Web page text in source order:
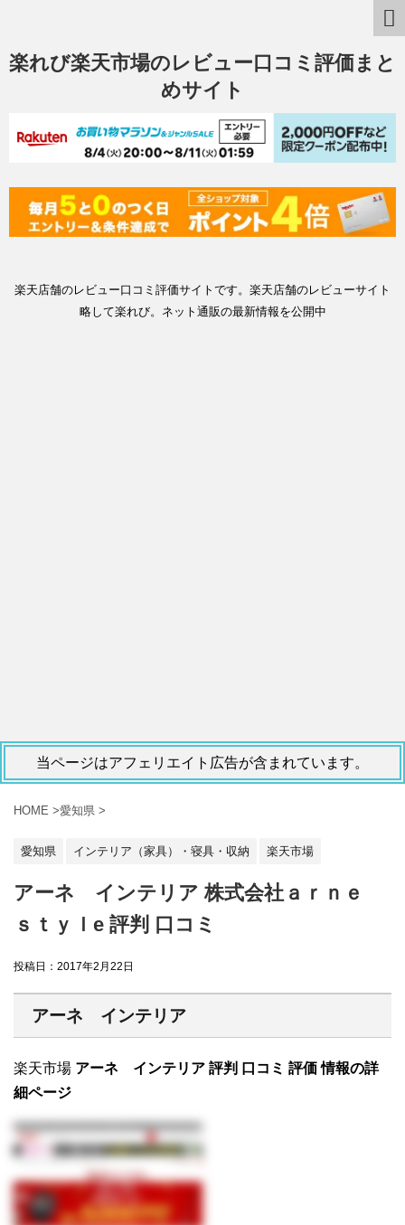
楽れび楽天市場のレビュー口コミ評価まと
めサイト
楽天店舗のレビュー口コミ評価サイトです。楽天店舗のレビューサイト
略して楽れび。ネット通販の最新情報を公開中
当ページはアフェリエイト広告が含まれています。
HOME >愛知県 >
愛知県 インテリア（家具）・寝具・収納 楽天市場
アーネ インテリア 株式会社ａｒｎｅ
ｓｔｙｌe 評判 口コミ
投稿日： 2017年2月22日
アーネ インテリア
楽天市場 アーネ インテリア 評判 口コミ 評価 情報の詳
細ページ